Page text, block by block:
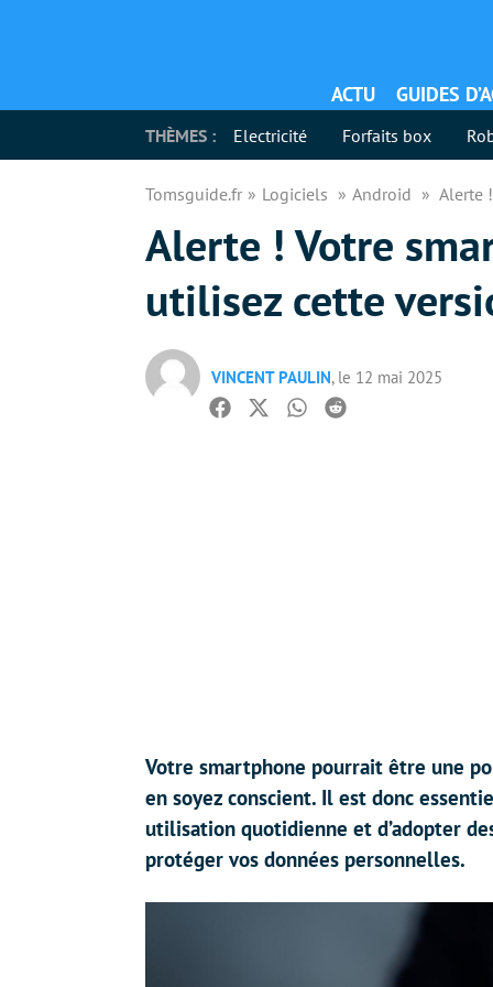
ACTU GUIDES
THÈMES : Electricité Forfaits box
Tomsguide.fr Logiciels Android Alerte
Alerte ! Votre
utilisez cette
VINCENT PAULIN, le 12 mai 2025
Facebook
TwitterWhatsapp
Reddit
Votre smartphone pourrait être une
en soyez conscient. Il est donc
utilisation quotidienne et d’adopter
protéger vos données personnelles.